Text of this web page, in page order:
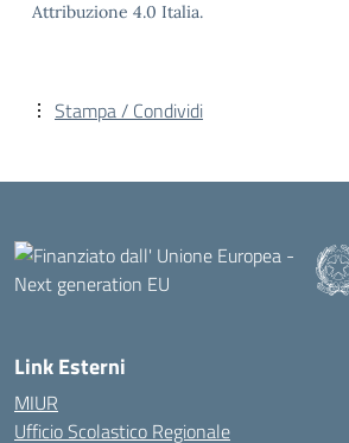
Attribuzione 4.0 Italia.
Stampa / Condividi
Link Esterni
MIUR
Ufficio Scolastico Regionale